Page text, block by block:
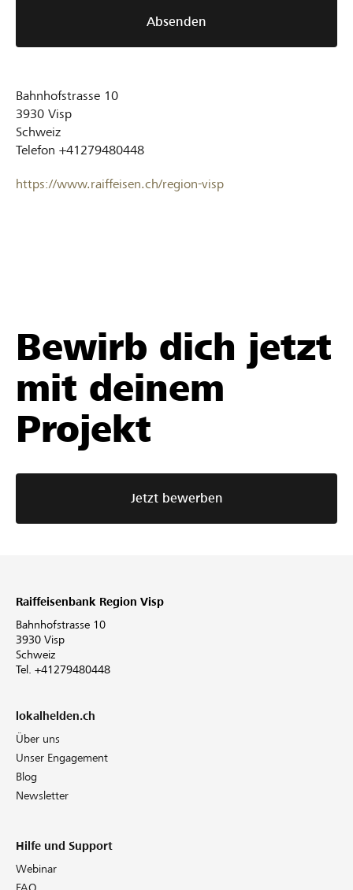
Absenden
Bahnhofstrasse 10
3930 Visp
Schweiz
Telefon +41279480448
https://www.raiffeisen.ch/region-visp
Bewirb dich jetzt
mit deinem
Projekt
Jetzt bewerben
Raiffeisenbank Region Visp
Bahnhofstrasse 10
3930 Visp
Schweiz
Tel. +41279480448
lokalhelden.ch
Über uns
Unser Engagement
Blog
Newsletter
Hilfe und Support
Webinar
FAQ